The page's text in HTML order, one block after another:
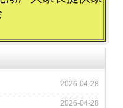
2026-04-28
2026-04-28